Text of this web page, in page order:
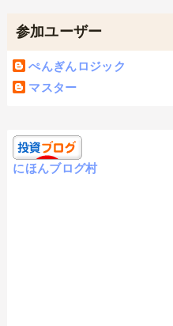
参加ユーザー
ぺんぎんロジック
マスター
にほんブログ村